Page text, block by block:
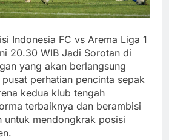
Indonesia FC vs Arema Liga 1
20.30 WIB Jadi Sorotan di
yang akan berlangsung
perhatian pencinta sepak
kedua klub tengah
terbaiknya dan berambisi
untuk mendongkrak posisi